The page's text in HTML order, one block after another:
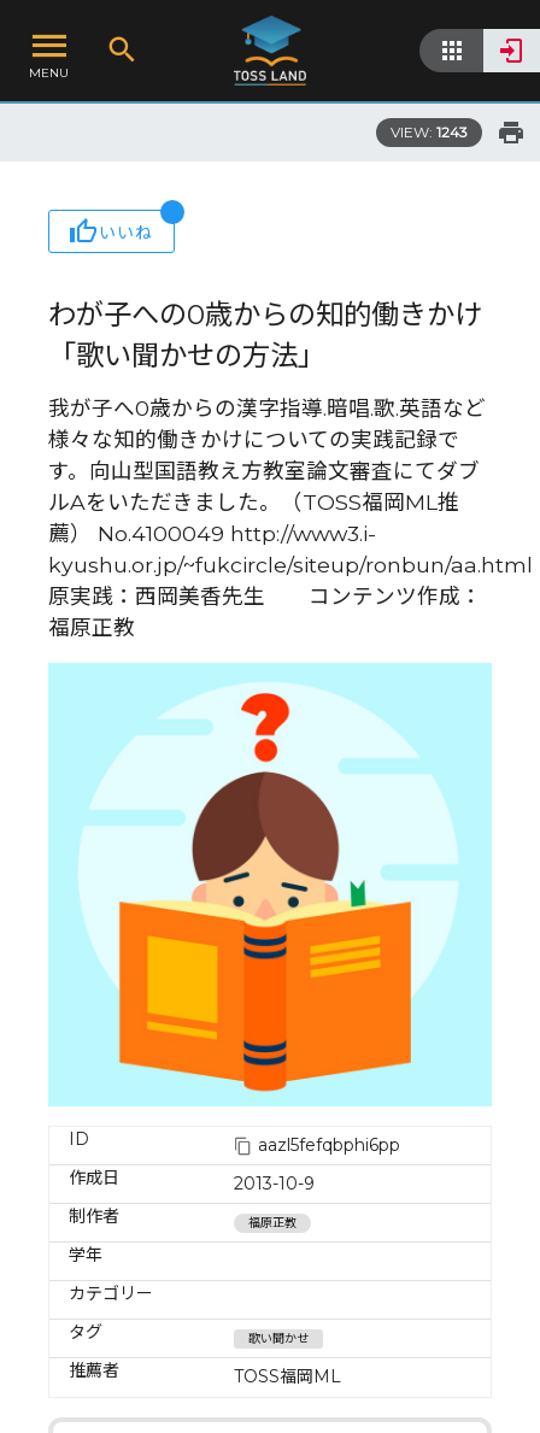
MENU
VIEW: 1243
いいね
わが子への0歳からの知的働きかけ
「歌い聞かせの方法」
我が子へ0歳からの漢字指導.暗唱.歌.英語など
様々な知的働きかけについての実践記録で
す。向山型国語教え方教室論文審査にてダブ
ルAをいただきました。（TOSS福岡ML推
薦） No.4100049 http://www3.i-
kyushu.or.jp/~fukcircle/siteup/ronbun/aa.html
原実践：西岡美香先生 コンテンツ作成：
福原正教
ID
aazl5fefqbphi6pp
作成日
2013-10-9
制作者
福原正教
学年
カテゴリー
タグ
歌い聞かせ
推薦者 TOSS福岡ML